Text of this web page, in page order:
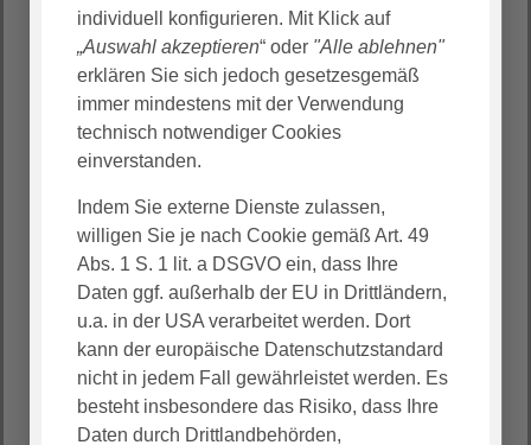
Derzeit bieten wir die ambulante Versorgung in
unserer Facharztpraxis für Chirurgie und
Viszeralchirurgie an.
So finden Sie uns
Unsere Praxisräume befinden sich im:
AGAPLESION EV. KLINIKUM SCHAUMBURG
Zum Schaumburger Klinikum 1
31683 Obernkirchen
Sie finden uns im Klinikgebäude im Nordkubus im
Erdgeschoss, N-EG-1.02.01.
individuell konfigurieren. Mit Klick auf
„Auswahl akzeptieren“ oder "Alle ablehnen"
erklären Sie sich jedoch gesetzesgemäß
immer mindestens mit der Verwendung
technisch notwendiger Cookies
einverstanden.
Indem Sie externe Dienste zulassen,
willigen Sie je nach Cookie gemäß Art. 49
Abs. 1 S. 1 lit. a DSGVO ein, dass Ihre
Daten ggf. außerhalb der EU in Drittländern,
u.a. in der USA verarbeitet werden. Dort
kann der europäische Datenschutzstandard
nicht in jedem Fall gewährleistet werden. Es
besteht insbesondere das Risiko, dass Ihre
Daten durch Drittlandbehörden,